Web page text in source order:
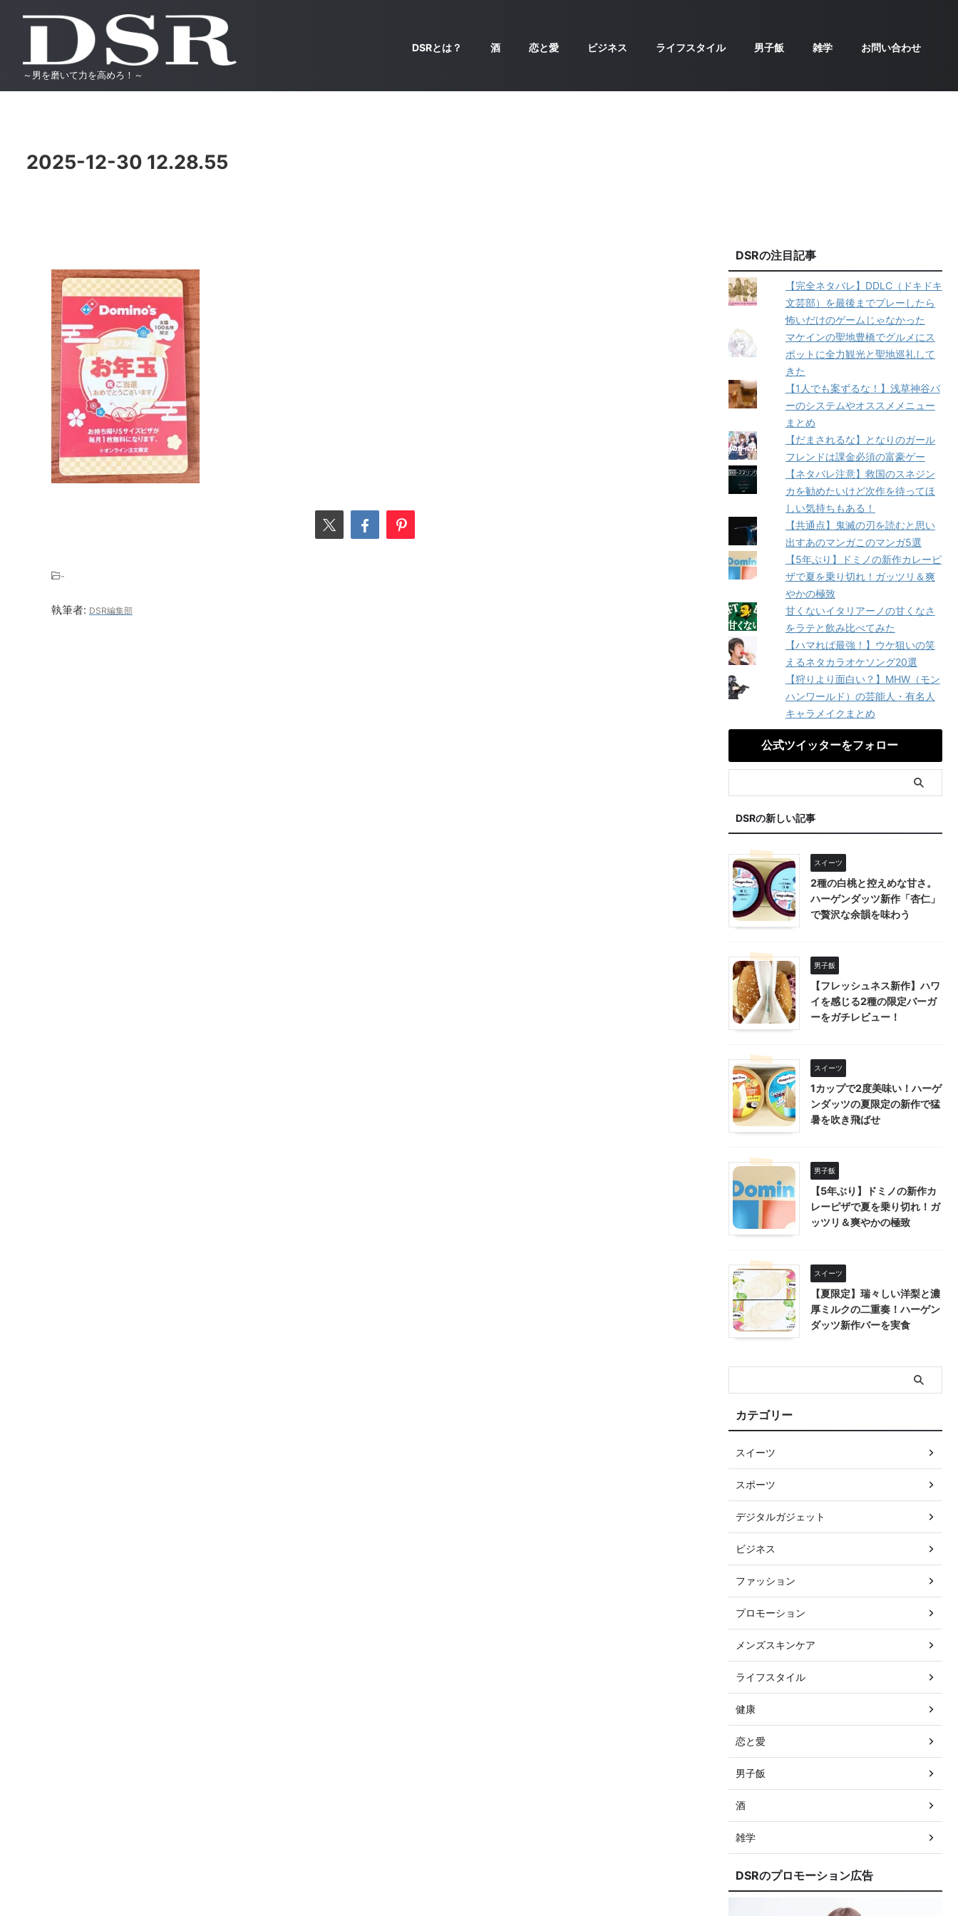
～男を磨いて力を高めろ！～
DSRとは？ 酒 恋と愛 ビジネス ライフスタイル 男子飯 雑学 お問い合わせ
2025-12-30 12.28.55
-
執筆者: DSR編集部
DSRの注目記事
【完全ネタバレ】DDLC（ドキドキ
文芸部）を最後までプレーしたら
怖いだけのゲームじゃなかった
マケインの聖地豊橋でグルメにス
ポットに全力観光と聖地巡礼して
きた
【1人でも案ずるな！】浅草神谷バ
ーのシステムやオススメメニュー
まとめ
【だまされるな】となりのガール
フレンドは課金必須の富豪ゲー
【ネタバレ注意】救国のスネジン
カを勧めたいけど次作を待ってほ
しい気持ちもある！
【共通点】鬼滅の刃を読むと思い
出すあのマンガこのマンガ5選
【5年ぶり】ドミノの新作カレーピ
ザで夏を乗り切れ！ガッツリ＆爽
やかの極致
甘くないイタリアーノの甘くなさ
をラテと飲み比べてみた
【ハマれば最強！】ウケ狙いの笑
えるネタカラオケソング20選
【狩りより面白い？】MHW（モン
ハンワールド）の芸能人・有名人
キャラメイクまとめ
公式ツイッターをフォロー
DSRの新しい記事
スイーツ
2種の白桃と控えめな甘さ。
ハーゲンダッツ新作「杏仁」
で贅沢な余韻を味わう
男子飯
【フレッシュネス新作】ハワ
イを感じる2種の限定バーガ
ーをガチレビュー！
スイーツ
1カップで2度美味い！ハーゲ
ンダッツの夏限定の新作で猛
暑を吹き飛ばせ
男子飯
【5年ぶり】ドミノの新作カ
レーピザで夏を乗り切れ！ガ
ッツリ＆爽やかの極致
スイーツ
【夏限定】瑞々しい洋梨と濃
厚ミルクの二重奏！ハーゲン
ダッツ新作バーを実食
カテゴリー
スイーツ
スポーツ
デジタルガジェット
ビジネス
ファッション
プロモーション
メンズスキンケア
ライフスタイル
健康
恋と愛
男子飯
酒
雑学
DSRのプロモーション広告